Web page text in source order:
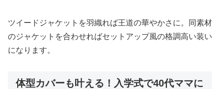
ツイードジャケットを羽織れば王道の華やかさに。同素材
のジャケットを合わせればセットアップ風の格調高い装い
になります。
体型カバーも叶える！入学式で40代ママに